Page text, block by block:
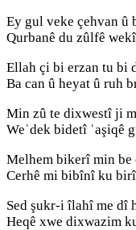
Ey gul veke çehvan û
Qurbanê du zûlfê
Ellah çi bi erzan tu bi
Ba can û heyat û ruh
Min zû te dixwestî ji
Weˈdek bidetî ˈaşiqê
Melhem bikerî min be
Cerhê mi bibînî ku
Sed şukr-i îlahî me dî
Heqê xwe dixwazim